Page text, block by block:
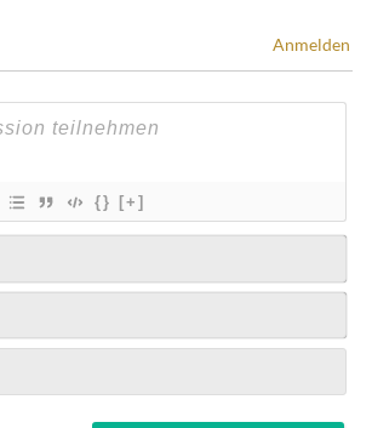
Anmelden
{} [+]